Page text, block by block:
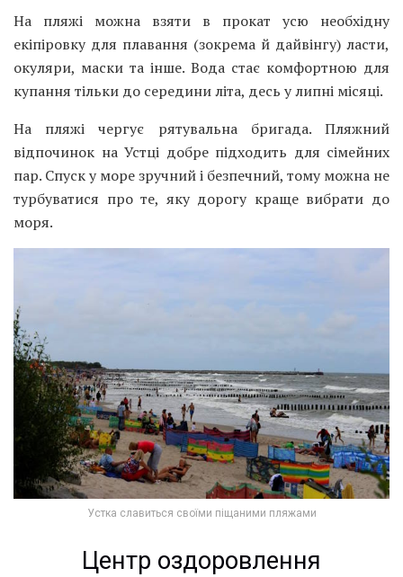
На пляжі можна взяти в прокат усю необхідну
екіпіровку для плавання (зокрема й дайвінгу) ласти,
окуляри, маски та інше. Вода стає комфортною для
купання тільки до середини літа, десь у липні місяці.
На пляжі чергує рятувальна бригада. Пляжний
відпочинок на Устці добре підходить для сімейних
пар. Спуск у море зручний і безпечний, тому можна не
турбуватися про те, яку дорогу краще вибрати до
моря.
Устка славиться своїми піщаними пляжами
Центр оздоровлення